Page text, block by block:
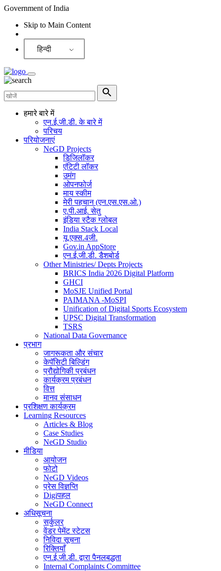
Government of India
Skip to Main Content
हिन्दी
हमारे बारे में
एन.ई.जी.डी. के बारे में
परिचय
परियोजनाएं
NeGD Projects
डिजिलॉकर
एंटिटी लॉकर
उमंग
ओपनफोर्ज
माय स्कीम
मेरी पहचान (एन.एस.एस.ओ.)
ए.पी.आई. सेतु
इंडिया स्टैक ग्लोबल
India Stack Local
यू.एक्स.4जी.
Gov.in AppStore
एन.ई.जी.डी. डैशबोर्ड
Other Ministries/ Depts Projects
BRICS India 2026 Digital Platform
GHCI
MoSJE Unified Portal
PAIMANA -MoSPI
Unification of Digital Sports Ecosystem
UPSC Digital Transformation
TSRS
National Data Governance
प्रभाग
जागरूकता और संचार
केपॅसिटी बिल्डिंग
प्रौद्योगिकी प्रबंधन
कार्यक्रम प्रबंधन
वित्त
मानव संसाधन
प्रशिक्षण कार्यक्रम
Learning Resources
Articles & Blog
Case Studies
NeGD Studio
मीडिया
आयोजन
फोटो
NeGD Videos
प्रेस विज्ञप्ति
Digiपहल
NeGD Connect
अधिसूचना
सर्कुलर
वेंडर पेमेंट स्टेटस
निविदा सूचना
रिक्तियाँ
एन.ई.जी.डी. द्वारा पैनलबद्धता
Internal Complaints Committee